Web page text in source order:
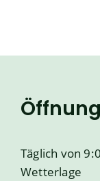
Täglich von
Wetterlage